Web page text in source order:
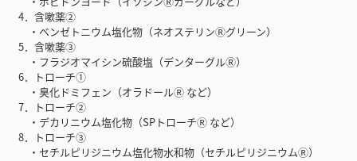
4．含嗽薬②
・ベンゼトニウム塩化物（ネオステリンⓇグリーン）
5．含嗽薬③
・フラジオマイシン硫酸塩（デンターグルⓇ）
6．トローチ①
・臭化ドミフェン（オラドールⓇ など）
7．トローチ②
・デカリニウム塩化物（SPトローチⓇ など）
8．トローチ③
・セチルピリジニウム塩化物水和物（セチルピリジニウムⓇ）